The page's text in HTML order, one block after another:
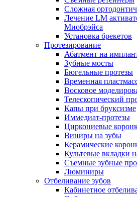
Сложная
Лечение LM
Миобрэйса
Установка брекетов
Протезирование
Абатмент на
Зубные мосты
Бюгельные протезы
Временная
Восковое
Телескопический
Капы при бруксизме
Иммедиат-протезы
Циркониевые
Виниры на зубы
Керамические
Культевые вкладки
Съемные зубные
Люминиры
Отбеливание зубов
Кабинетное